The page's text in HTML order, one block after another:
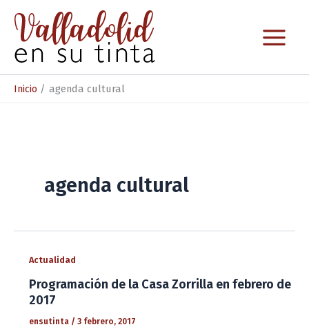
contenido
Inicio agenda cultural
agenda cultural
Actualidad
Programación de la Casa Zorrilla en febrero de
2017
ensutinta / 3 febrero, 2017